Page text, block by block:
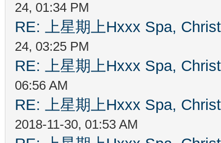
24, 01:34 PM
RE: 上星期上Hxxx Spa,
24, 03:25 PM
RE: 上星期上Hxxx Spa,
06:56 AM
RE: 上星期上Hxxx Spa,
2018-11-30, 01:53 AM